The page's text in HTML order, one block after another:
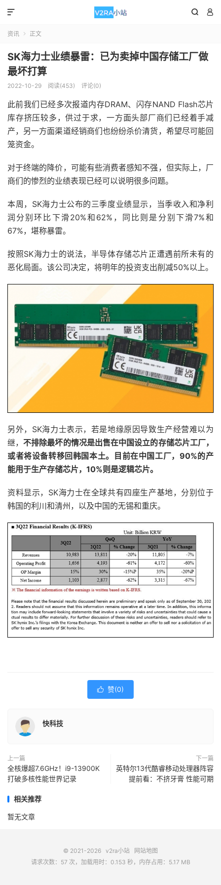
 

资讯  正文
SK海力士业绩暴雷：已为卖掉中国存储工厂做
最坏打算
2022-10-29 阅读(453) 评论(0)
此前我们已经多次报道内存DRAM、闪存NAND Flash芯片
库存挤压较多，供过于求，一方面头部厂商们已经着手减
产，另一方面渠道经销商们也纷纷杀价清货，希望尽可能回
笼资金。
对于终端的降价，可能有些消费者感知不强，但实际上，厂
商们的惨烈的业绩表现已经可以说明很多问题。
本周，SK海力士公布的三季度业绩显示，当季收入和净利
润分别环比下滑20%和62%，同比则是分别下滑7%和
67%，堪称暴雷。
按照SK海力士的说法，半导体存储芯片正遭遇前所未有的
恶化局面。该公司决定，将明年的投资支出削减50%以上。
另外，SK海力士表示，若是地缘原因导致生产经营难以为
继，不排除最坏的情况是出售在中国设立的存储芯片工厂，
或者将设备转移回韩国本土。目前在中国工厂，90%的产
能用于生产存储芯片，10%则是逻辑芯片。
资料显示，SK海力士在全球共有四座生产基地，分别位于
韩国的利川和清州，以及中国的无锡和重庆。
 赞(0)
快科技
上一篇
全核爆超7.6GHz！i9-13900K
打破多核性能世界记录
下一篇
英特尔13代酷睿移动处理器阵容
提前看：不挤牙膏 性能可期
相关推荐
暂无文章
© 2021-2026 v2ra小站
网站地图
请求次数：57 次，加载用时：0.153 秒，内存占用：5.17 MB